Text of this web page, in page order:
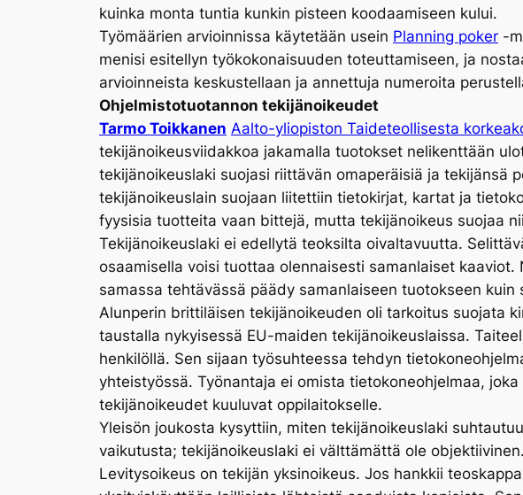
kuinka monta tuntia kunkin pisteen koodaamiseen kului.
Työmäärien arvioinnissa käytetään usein Planning poker -
menisi esitellyn työkokonaisuuden toteuttamiseen, ja
arvioinneista keskustellaan ja annettuja numeroita
Ohjelmistotuotannon tekijänoikeudet
Tarmo Toikkanen Aalto-yliopiston Taideteollisesta
tekijänoikeusviidakkoa jakamalla tuotokset nelikenttään
tekijänoikeuslaki suojasi riittävän omaperäisiä ja tekijänsä
tekijänoikeuslain suojaan liitettiin tietokirjat, kartat ja
fyysisia tuotteita vaan bittejä, mutta tekijänoikeus suojaa
Tekijänoikeuslaki ei edellytä teoksilta oivaltavuutta.
osaamisella voisi tuottaa olennaisesti samanlaiset
samassa tehtävässä päädy samanlaiseen tuotokseen
Alunperin brittiläisen tekijänoikeuden oli tarkoitus suojata
taustalla nykyisessä EU-maiden tekijänoikeuslaissa.
henkilöllä. Sen sijaan työsuhteessa tehdyn
yhteistyössä. Työnantaja ei omista tietokoneohjelmaa,
tekijänoikeudet kuuluvat oppilaitokselle.
Yleisön joukosta kysyttiin, miten tekijänoikeuslaki suhtautuu
vaikutusta; tekijänoikeuslaki ei välttämättä ole objektiivinen.
Levitysoikeus on tekijän yksinoikeus. Jos hankkii